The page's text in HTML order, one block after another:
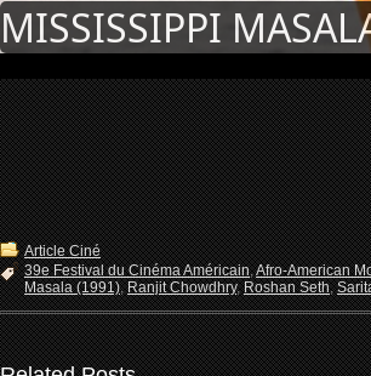
MISSISSIPPI
Article Ciné
39e Festival du Cinéma Américain,Afro-American
Masala (1991),Ranjit Chowdhry,Roshan Seth,